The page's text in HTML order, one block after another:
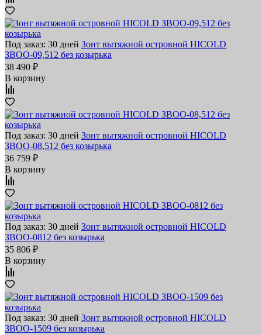
Под заказ: 30 дней Зонт вытяжной островной HICOLD
ЗВОО-09,512 без козырька
38 490 ₽
В корзину
Под заказ: 30 дней Зонт вытяжной островной HICOLD
ЗВОО-08,512 без козырька
36 759 ₽
В корзину
Под заказ: 30 дней Зонт вытяжной островной HICOLD
ЗВОО-0812 без козырька
35 806 ₽
В корзину
Под заказ: 30 дней Зонт вытяжной островной HICOLD
ЗВОО-1509 без козырька